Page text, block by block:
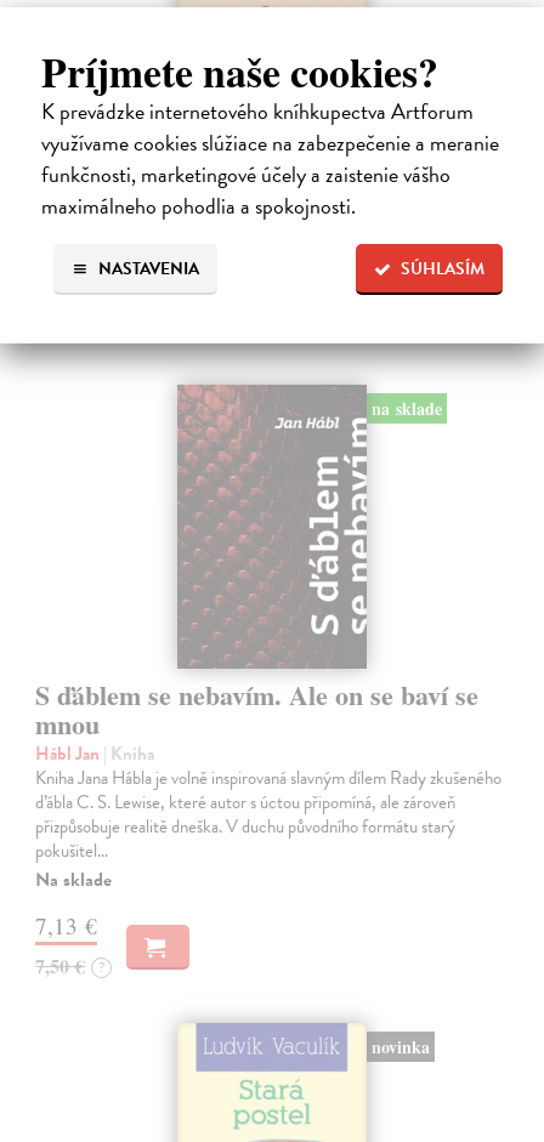
Príjmete naše cookies?
K prevádzke internetového kníhkupectva Artforum
využívame cookies slúžiace na zabezpečenie a meranie
funkčnosti, marketingové účely a zaistenie vášho
maximálneho pohodlia a spokojnosti.
SÚHLASÍM
NASTAVENIA
Pomalost
Kundera Milan | Kniha
Pomalost, chronologicky první ze čtyř románů Milana Kundery
napsaných francouzsky, vychází v českém překladu Anny
Kareninové. Vydávání Kunderových románů v českém jazyce se
uzavírá.
14,73 €
na sklade
S ďáblem se nebavím. Ale on se baví se
mnou
Hábl Jan | Kniha
Kniha Jana Hábla je volně inspirovaná slavným dílem Rady zkušeného
ďábla C. S. Lewise, které autor s úctou připomíná, ale zároveň
přizpůsobuje realitě dneška. V duchu původního formátu starý
pokušitel…
Na sklade
7,13 €
7,50 € ?
novinka